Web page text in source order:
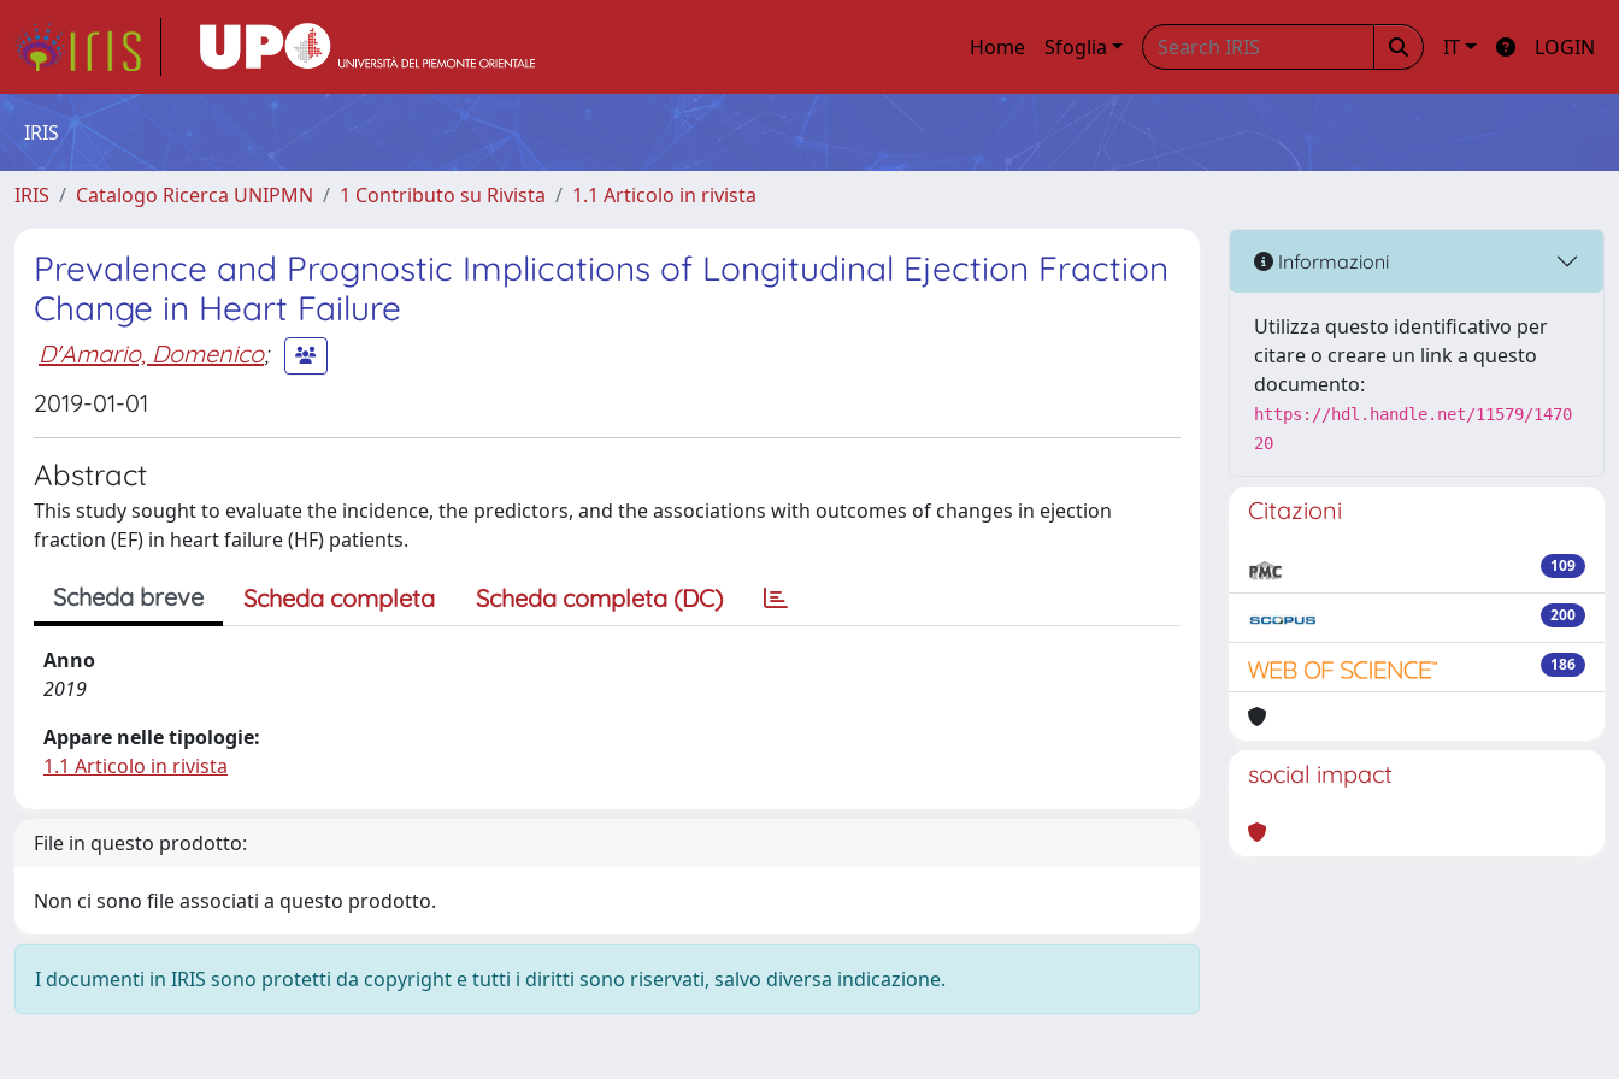
Home Sfoglia IT LOGIN
IRIS
IRIS Catalogo Ricerca UNIPMN 1 Contributo su Rivista 1.1 Articolo in rivista
Prevalence and Prognostic Implications of Longitudinal Ejection Fraction
Change in Heart Failure
D'Amario, Domenico;
2019-01-01
Abstract
This study sought to evaluate the incidence, the predictors, and the associations with outcomes of changes in ejection
fraction (EF) in heart failure (HF) patients.
Scheda breve Scheda completa Scheda completa (DC)
Anno
2019
Appare nelle tipologie:
1.1 Articolo in rivista
File in questo prodotto:
Non ci sono file associati a questo prodotto.
I documenti in IRIS sono protetti da copyright e tutti i diritti sono riservati, salvo diversa indicazione.
Informazioni
Utilizza questo identificativo per
citare o creare un link a questo
documento:
https://hdl.handle.net/11579/1470
20
Citazioni
109
200
186
social impact